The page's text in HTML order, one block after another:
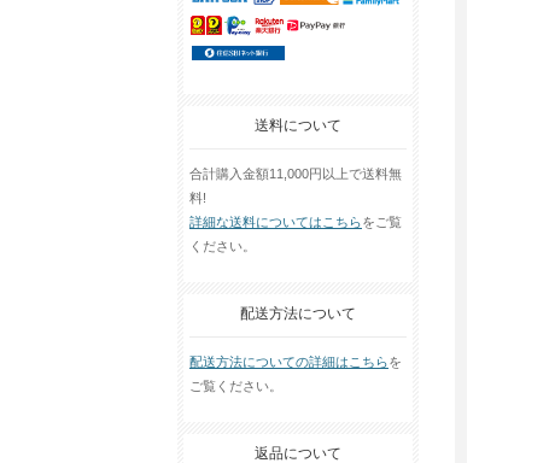
送料について
合計購入金額11,000円以上で送料無
料!
詳細な送料についてはこちらをご覧
ください。
配送方法について
配送方法についての詳細はこちらを
ご覧ください。
返品について